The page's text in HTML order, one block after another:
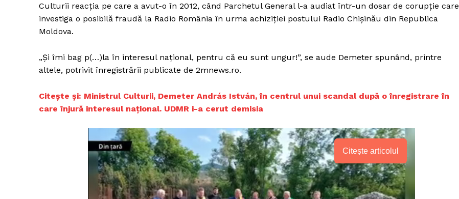
Culturii reacția pe care a avut-o în 2012, când Parchetul General l-a audiat într-un dosar de corupție care
investiga o posibilă fraudă la Radio România în urma achiziției postului Radio Chișinău din Republica
Moldova.
„Și îmi bag p(…)la în interesul național, pentru că eu sunt ungur!”, se aude Demeter spunând, printre
altele, potrivit înregistrării publicate de 2mnews.ro.
Citește și: Ministrul Culturii, Demeter András István, în centrul unui scandal după o înregistrare în
care înjură interesul național. UDMR i-a cerut demisia
Citește articolul